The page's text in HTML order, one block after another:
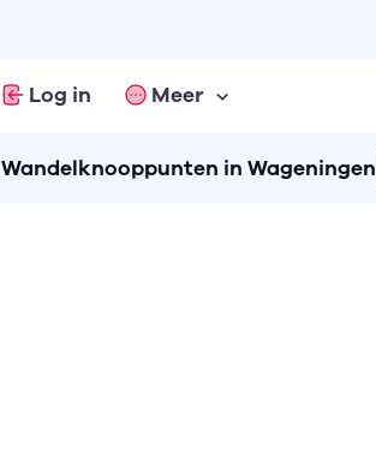
Log in Meer
Wandelknooppunten in Wageningen